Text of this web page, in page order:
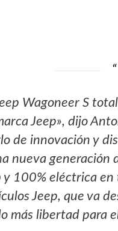
Wagoneer S
Jeep», dijo
de innovación y
nueva generación
100% eléctrica en
Jeep, que va
más libertad para